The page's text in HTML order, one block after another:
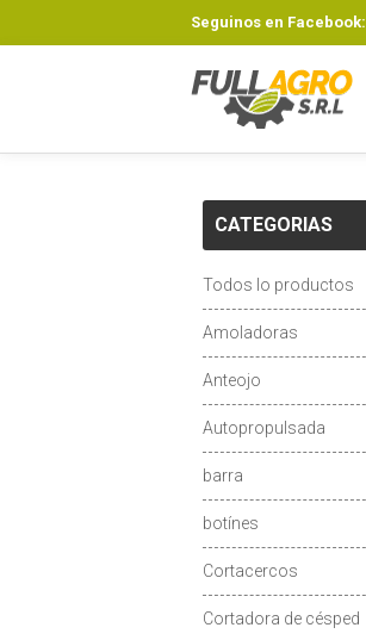
Seguinos en Facebook:
CATEGORIAS
Todos lo productos
Amoladoras
Anteojo
Autopropulsada
barra
botínes
Cortacercos
Cortadora de césped